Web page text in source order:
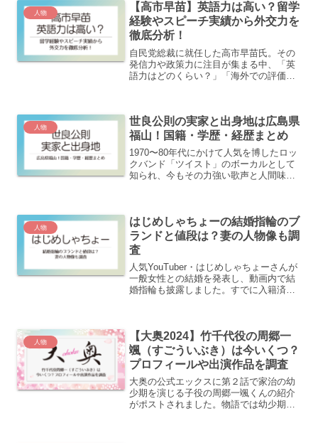
人物
【高市早苗】英語力は高い？留学
経験やスピーチ実績から外交力を
徹底分析！
自民党総裁に就任した高市早苗氏。その
発信力や政策力に注目が集まる中、「英
語力はどのくらい？」「海外での評価
実際には通訳を介して発信す...
人物
世良公則の実家と出身地は広島県
福山！国籍・学歴・経歴まとめ
1970〜80年代にかけて人気を博したロッ
クバンド「ツイスト」のボーカルとして
知られ、今もその力強い歌声と人間味あ
ったの？」と注...
人物
はじめしゃちょーの結婚指輪のブ
ランドと値段は？妻の人物像も調
査
人気YouTuber・はじめしゃちょーさんが
一般女性との結婚を発表し、動画内で結
婚指輪も披露しました。すでに入籍済み
ラ...
人物
【大奥2024】竹千代役の周郷一
颯（すごういぶき）は今いくつ？
プロフィールや出演作品を調査
大奥の公式エックスに第２話で家治の幼
少期を演じる子役の周郷一颯くんの紹介
がポストされました。物語では幼少期の